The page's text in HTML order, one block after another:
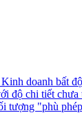
doanh bất
độ chi tiết chưa
tượng "phù